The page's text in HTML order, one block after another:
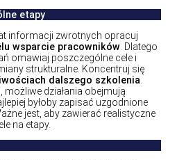
etapy
informacji zwrotnych opracuj
wsparcie pracowników . Dlatego
omawiaj poszczególne cele i
strukturalne. Koncentruj się
dalszego szkolenia
działania obejmują
byłoby zapisać uzgodnione
jest, aby zawierać realistyczne
na etapy.